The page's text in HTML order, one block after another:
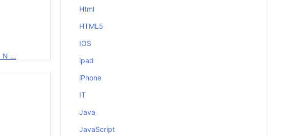
N ...
Html
HTML5
IOS
ipad
iPhone
IT
Java
JavaScript